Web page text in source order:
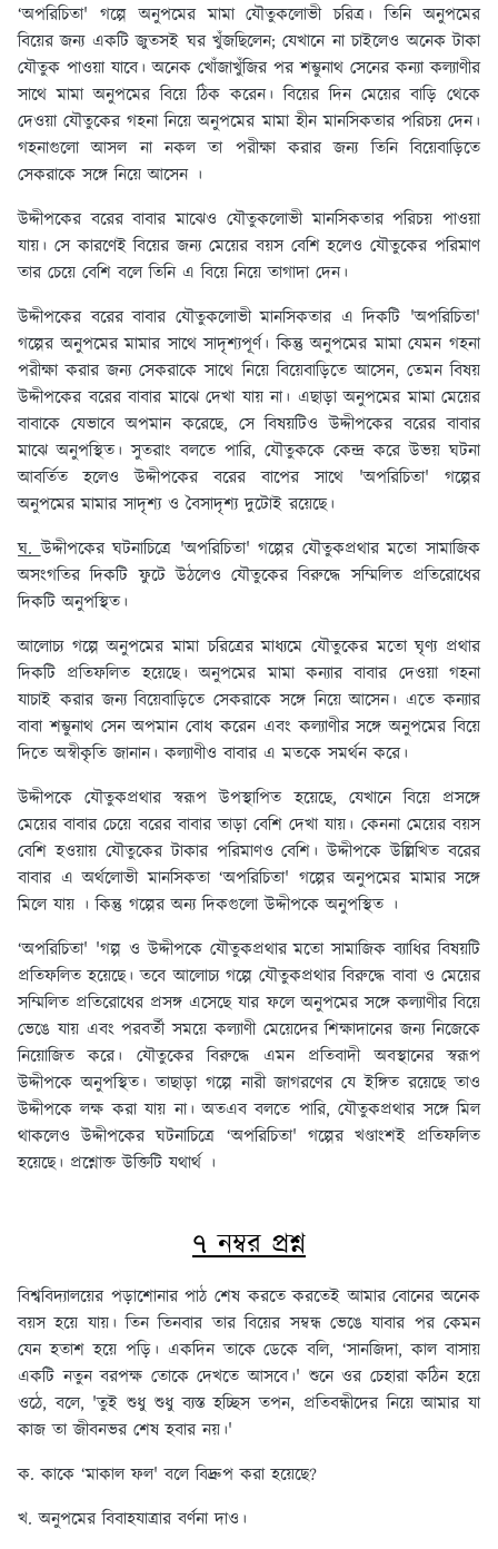
‘অপরিচিতা' গল্পে অনুপমের মামা যৌতুকলোভী চরিত্র। তিনি অনুপমের
বিয়ের জন্য একটি জুতসই ঘর খুঁজছিলেন; যেখানে না চাইলেও অনেক টাকা
যৌতুক পাওয়া যাবে। অনেক খোঁজাখুঁজির পর শম্ভুনাথ সেনের কন্যা কল্যাণীর
সাথে মামা অনুপমের বিয়ে ঠিক করেন। বিয়ের দিন মেয়ের বাড়ি থেকে
দেওয়া যৌতুকের গহনা নিয়ে অনুপমের মামা হীন মানসিকতার পরিচয় দেন।
গহনাগুলো আসল না নকল তা পরীক্ষা করার জন্য তিনি বিয়েবাড়িতে
সেকরাকে সঙ্গে নিয়ে আসেন ।
উদ্দীপকের বরের বাবার মাঝেও যৌতুকলোভী মানসিকতার পরিচয় পাওয়া
যায়। সে কারণেই বিয়ের জন্য মেয়ের বয়স বেশি হলেও যৌতুকের পরিমাণ
তার চেয়ে বেশি বলে তিনি এ বিয়ে নিয়ে তাগাদা দেন।
উদ্দীপকের বরের বাবার যৌতুকলোভী মানসিকতার এ দিকটি 'অপরিচিতা'
গল্পের অনুপমের মামার সাথে সাদৃশ্যপূর্ণ। কিন্তু অনুপমের মামা যেমন গহনা
পরীক্ষা করার জন্য সেকরাকে সাথে নিয়ে বিয়েবাড়িতে আসেন, তেমন বিষয়
উদ্দীপকের বরের বাবার মাঝে দেখা যায় না। এছাড়া অনুপমের মামা মেয়ের
বাবাকে যেভাবে অপমান করেছে, সে বিষয়টিও উদ্দীপকের বরের বাবার
মাঝে অনুপস্থিত। সুতরাং বলতে পারি, যৌতুককে কেন্দ্র করে উভয় ঘটনা
আবর্তিত হলেও উদ্দীপকের বরের বাপের সাথে 'অপরিচিতা' গল্পের
অনুপমের মামার সাদৃশ্য ও বৈসাদৃশ্য দুটোই রয়েছে।
ঘ.উদ্দীপকের ঘটনাচিত্রে 'অপরিচিতা' গল্পের যৌতুকপ্রথার মতো সামাজিক
অসংগতির দিকটি ফুটে উঠলেও যৌতুকের বিরুদ্ধে সম্মিলিত প্রতিরোধের
দিকটি অনুপস্থিত।
আলোচ্য গল্পে অনুপমের মামা চরিত্রের মাধ্যমে যৌতুকের মতো ঘৃণ্য প্রথার
দিকটি প্রতিফলিত হয়েছে। অনুপমের মামা কন্যার বাবার দেওয়া গহনা
যাচাই করার জন্য বিয়েবাড়িতে সেকরাকে সঙ্গে নিয়ে আসেন। এতে কন্যার
বাবা শম্ভুনাথ সেন অপমান বোধ করেন এবং কল্যাণীর সঙ্গে অনুপমের বিয়ে
দিতে অস্বীকৃতি জানান। কল্যাণীও বাবার এ মতকে সমর্থন করে।
উদ্দীপকে যৌতুকপ্রথার স্বরূপ উপস্থাপিত হয়েছে, যেখানে বিয়ে প্রসঙ্গে
মেয়ের বাবার চেয়ে বরের বাবার তাড়া বেশি দেখা যায়। কেননা মেয়ের বয়স
বেশি হওয়ায় যৌতুকের টাকার পরিমাণও বেশি। উদ্দীপকে উল্লিখিত বরের
বাবার এ অর্থলোভী মানসিকতা ‘অপরিচিতা' গল্পের অনুপমের মামার সঙ্গে
মিলে যায় । কিন্তু গল্পের অন্য দিকগুলো উদ্দীপকে অনুপস্থিত ।
‘অপরিচিতা' 'গল্প ও উদ্দীপকে যৌতুকপ্রথার মতো সামাজিক ব্যাধির বিষয়টি
প্রতিফলিত হয়েছে। তবে আলোচ্য গল্পে যৌতুকপ্রথার বিরুদ্ধে বাবা ও মেয়ের
সম্মিলিত প্রতিরোধের প্রসঙ্গ এসেছে যার ফলে অনুপমের সঙ্গে কল্যাণীর বিয়ে
ভেঙে যায় এবং পরবর্তী সময়ে কল্যাণী মেয়েদের শিক্ষাদানের জন্য নিজেকে
নিয়োজিত করে। যৌতুকের বিরুদ্ধে এমন প্রতিবাদী অবস্থানের স্বরূপ
উদ্দীপকে অনুপস্থিত। তাছাড়া গল্পে নারী জাগরণের যে ইঙ্গিত রয়েছে তাও
উদ্দীপকে লক্ষ করা যায় না। অতএব বলতে পারি, যৌতুকপ্রথার সঙ্গে মিল
থাকলেও উদ্দীপকের ঘটনাচিত্রে ‘অপরিচিতা' গল্পের খণ্ডাংশই প্রতিফলিত
হয়েছে। প্রশ্নোক্ত উক্তিটি যথার্থ ।
৭ নম্বর প্রশ্ন
বিশ্ববিদ্যালয়ের পড়াশোনার পাঠ শেষ করতে করতেই আমার বোনের অনেক
বয়স হয়ে যায়। তিন তিনবার তার বিয়ের সম্বন্ধ ভেঙে যাবার পর কেমন
যেন হতাশ হয়ে পড়ি। একদিন তাকে ডেকে বলি, ‘সানজিদা, কাল বাসায়
একটি নতুন বরপক্ষ তোকে দেখতে আসবে।' শুনে ওর চেহারা কঠিন হয়ে
ওঠে, বলে, 'তুই শুধু শুধু ব্যস্ত হচ্ছিস তপন, প্রতিবন্ধীদের নিয়ে আমার যা
কাজ তা জীবনভর শেষ হবার নয়।'
ক. কাকে ‘মাকাল ফল' বলে বিদ্রুপ করা হয়েছে?
খ. অনুপমের বিবাহযাত্রার বর্ণনা দাও।